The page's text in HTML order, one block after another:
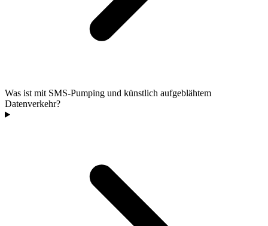
Was ist mit SMS-Pumping und künstlich aufgeblähtem
Datenverkehr?